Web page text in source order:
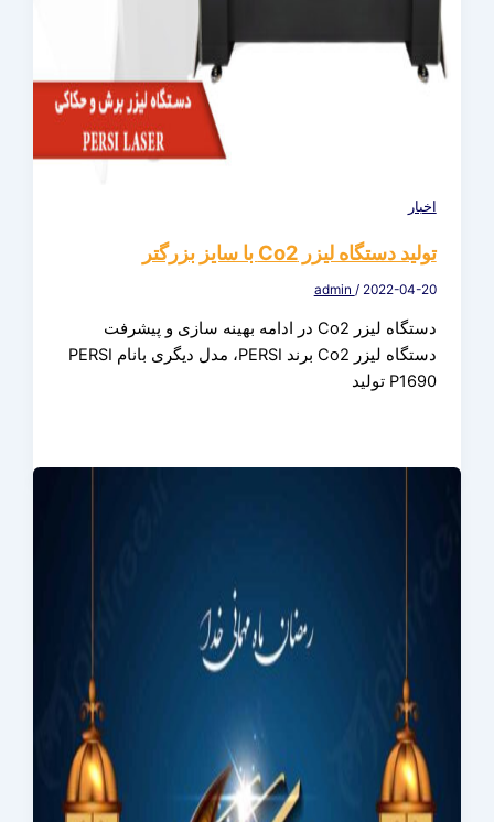
اخبار
تولید دستگاه لیزر Co2 با سایز بزرگتر
admin / 2022-04-20
دستگاه لیزر Co2 در ادامه بهینه سازی و پیشرفت
دستگاه لیزر Co2 برند PERSI، مدل دیگری بانام PERSI
P1690 تولید